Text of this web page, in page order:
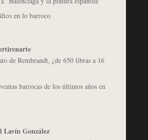
en lo barroco
de Rembrandt, ¿de 650 libras a 16
barrocas de los últimos años en
Lavín González